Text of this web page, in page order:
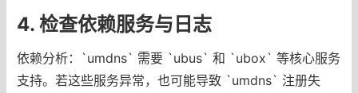
4. 检查依赖服务与日志
依赖分析：`umdns` 需要 `ubus` 和 `ubox` 等核心服务
支持。若这些服务异常，也可能导致 `umdns` 注册失